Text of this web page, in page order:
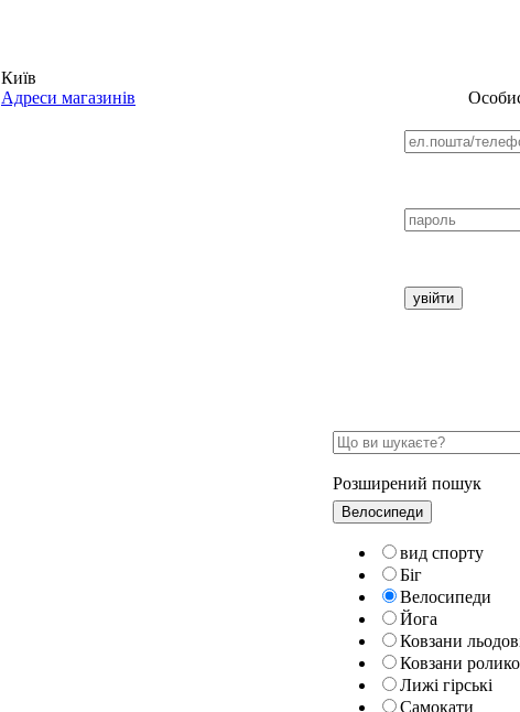
Київ
Адреси магазинів
Розширений пошук
Велосипеди
вид спорту
Біг
Велосипеди
Йога
Ковзани
Ковзани
Лижі гірські
Самокати